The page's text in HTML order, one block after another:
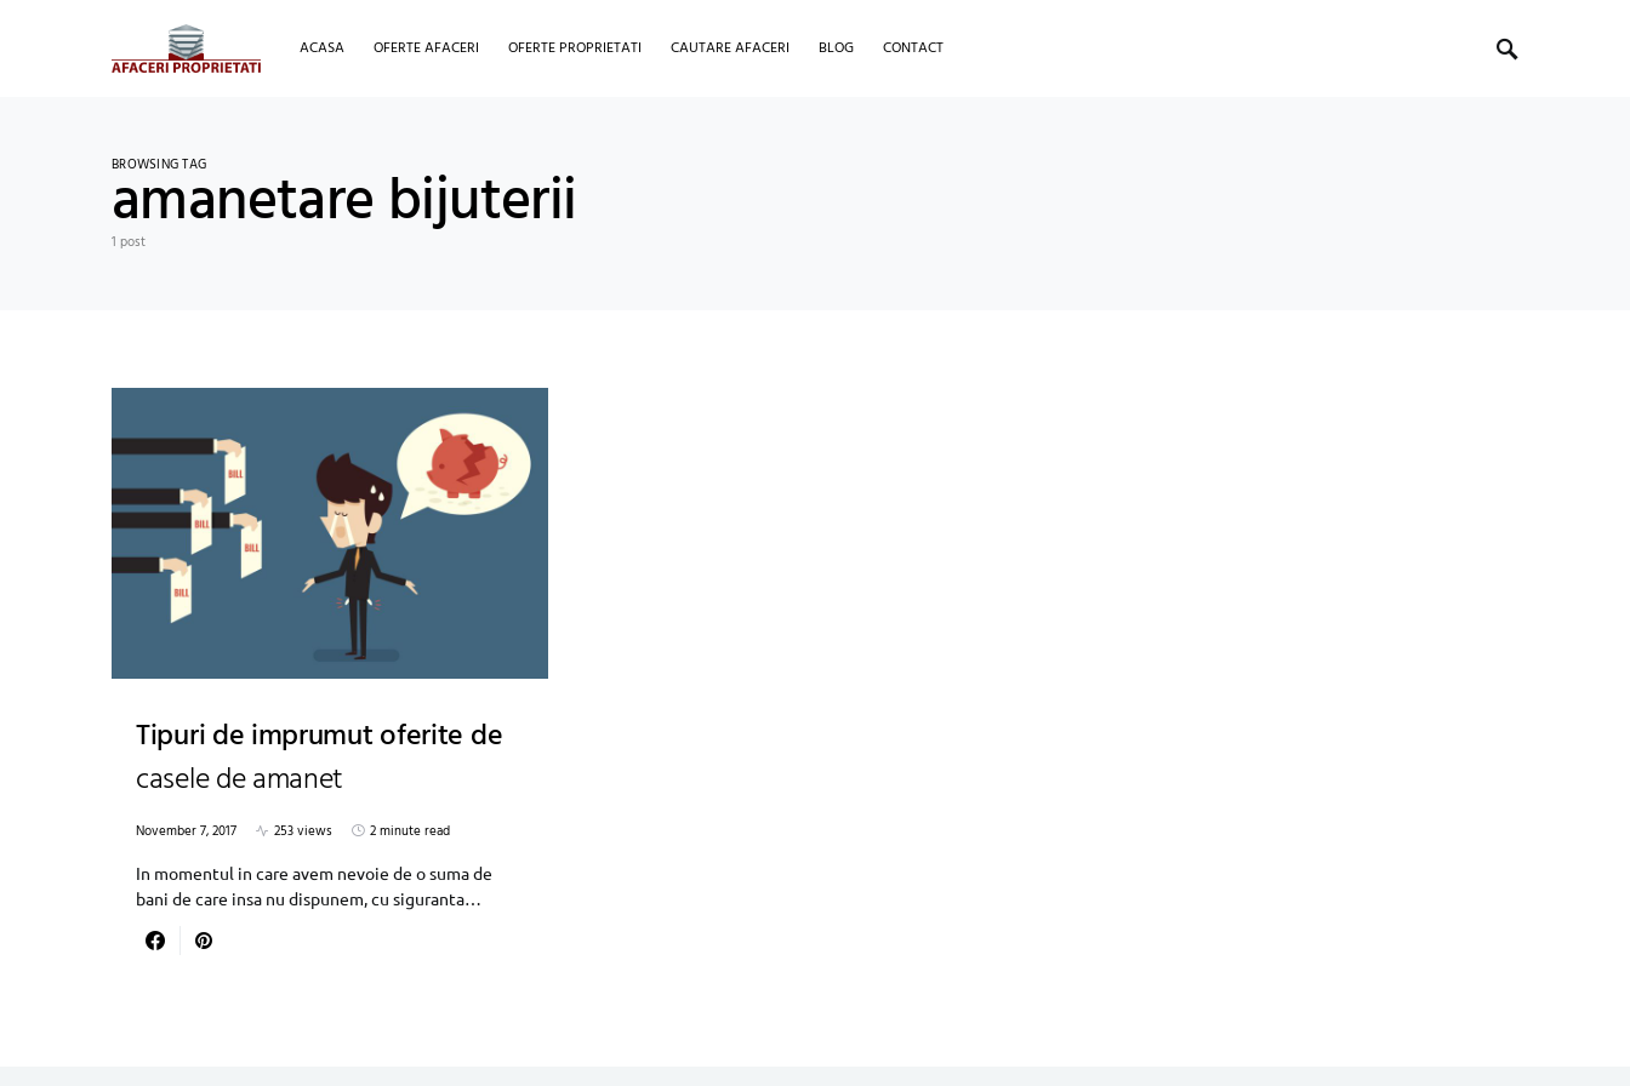
ACASA OFERTE AFACERI OFERTE PROPRIETATI CAUTARE AFACERI BLOG CONTACT
BROWSING TAG
amanetare bijuterii
1 post
Tipuri de imprumut oferite de
casele de amanet
November 7, 2017 253 views
2 minute read
In momentul in care avem nevoie de o suma de
bani de care insa nu dispunem, cu siguranta…